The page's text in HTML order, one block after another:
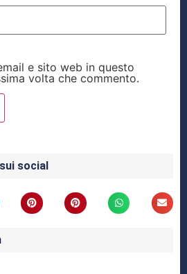
e sito web in questo
volta che commento.
social